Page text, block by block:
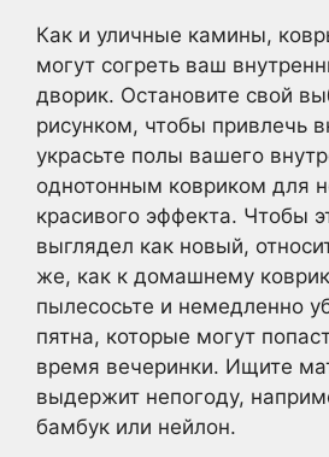
Как и уличные камины,
могут согреть ваш
дворик. Остановите свой
рисунком, чтобы привлечь
украсьте полы вашего
однотонным ковриком для
красивого эффекта. Чтобы
выглядел как новый,
же, как к домашнему
пылесосьте и немедленно
пятна, которые могут
время вечеринки. Ищите
выдержит непогоду,
бамбук или нейлон.